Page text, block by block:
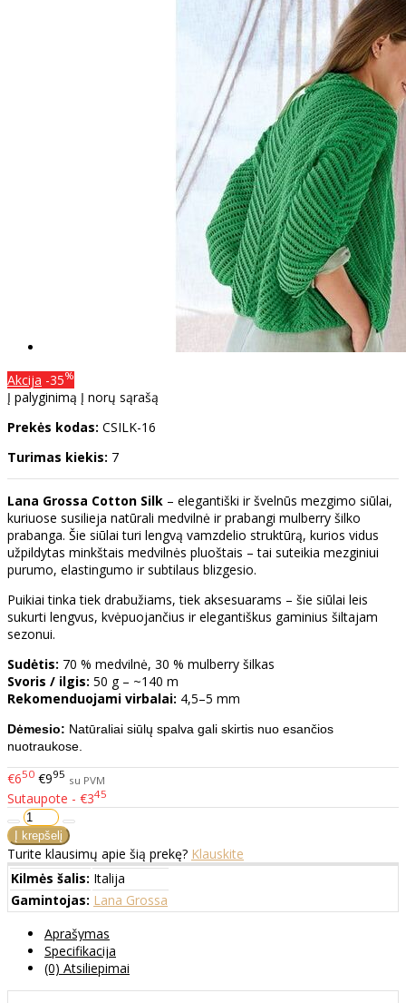
Akcija -35%
Į palyginimą Į norų sąrašą
Prekės kodas: CSILK-16
Turimas kiekis: 7
Lana Grossa Cotton Silk – elegantiški ir švelnūs mezgimo siūlai,
kuriuose susilieja natūrali medvilnė ir prabangi mulberry šilko
prabanga. Šie siūlai turi lengvą vamzdelio struktūrą, kurios vidus
užpildytas minkštais medvilnės pluoštais – tai suteikia mezginiui
purumo, elastingumo ir subtilaus blizgesio.
Puikiai tinka tiek drabužiams, tiek aksesuarams – šie siūlai leis
sukurti lengvus, kvėpuojančius ir elegantiškus gaminius šiltajam
sezonui.
Sudėtis: 70 % medvilnė, 30 % mulberry šilkas
Svoris / ilgis: 50 g – ~140 m
Rekomenduojami virbalai: 4,5–5 mm
Dėmesio: Natūraliai siūlų spalva gali skirtis nuo esančios
nuotraukose.
€650 €995 su PVM
Sutaupote - €345
Turite klausimų apie šią prekę? Klauskite
Kilmės šalis: Italija
Gamintojas: Lana Grossa
Aprašymas
Specifikacija
(0) Atsiliepimai